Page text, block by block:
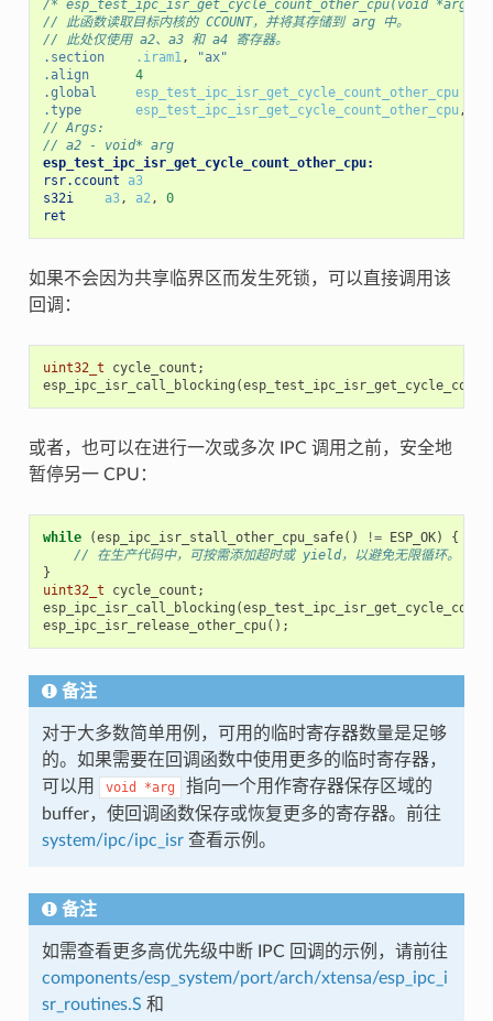
/* esp_test_ipc_isr_get_cycle_count_other_cpu(void *arg)
// 此函数读取目标内核的 CCOUNT，并将其存储到 arg 中。
// 此处仅使用 a2、a3 和 a4 寄存器。
.section
.iram1,
"ax"
.align
4
.global
esp_test_ipc_isr_get_cycle_count_other_cpu
.type
esp_test_ipc_isr_get_cycle_count_other_cpu ,
// Args:
// a2 - void* arg
esp_test_ipc_isr_get_cycle_count_other_cpu:
rsr.ccount
a3
s32i
a3, a2,
0
ret
如果不会因为共享临界区而发生死锁，可以直接调用该
回调：
uint32_t cycle_count ;
esp_ipc_isr_call_blocking (
或者，也可以在进行一次或多次 IPC 调用之前，安全地
暂停另一 CPU：
while (esp_ipc_isr_stall_other_cpu_safe() != ESP_OK)
{
// 在生产代码中，可按需添加超时或 yield，以避免无限循环。
}
uint32_t
cycle_count ;
esp_ipc_isr_call_blocking (
esp_ipc_isr_release_other_cpu();
备注
对于大多数简单用例，可用的临时寄存器数量是足够
的。如果需要在回调函数中使用更多的临时寄存器，
可以用
void *arg
指向一个用作寄存器保存区域的
buffer，使回调函数保存或恢复更多的寄存器。前往
system/ipc/ipc_isr查看示例。
备注
如需查看更多高优先级中断 IPC 回调的示例，请前往
components/esp_system/port/arch/xtensa/esp_ipc_i
sr_routines.S 和